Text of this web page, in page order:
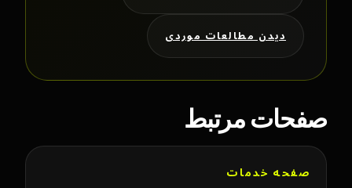
دیدن مطالعات موردی
صفحات مرتبط
صفحه خدمات